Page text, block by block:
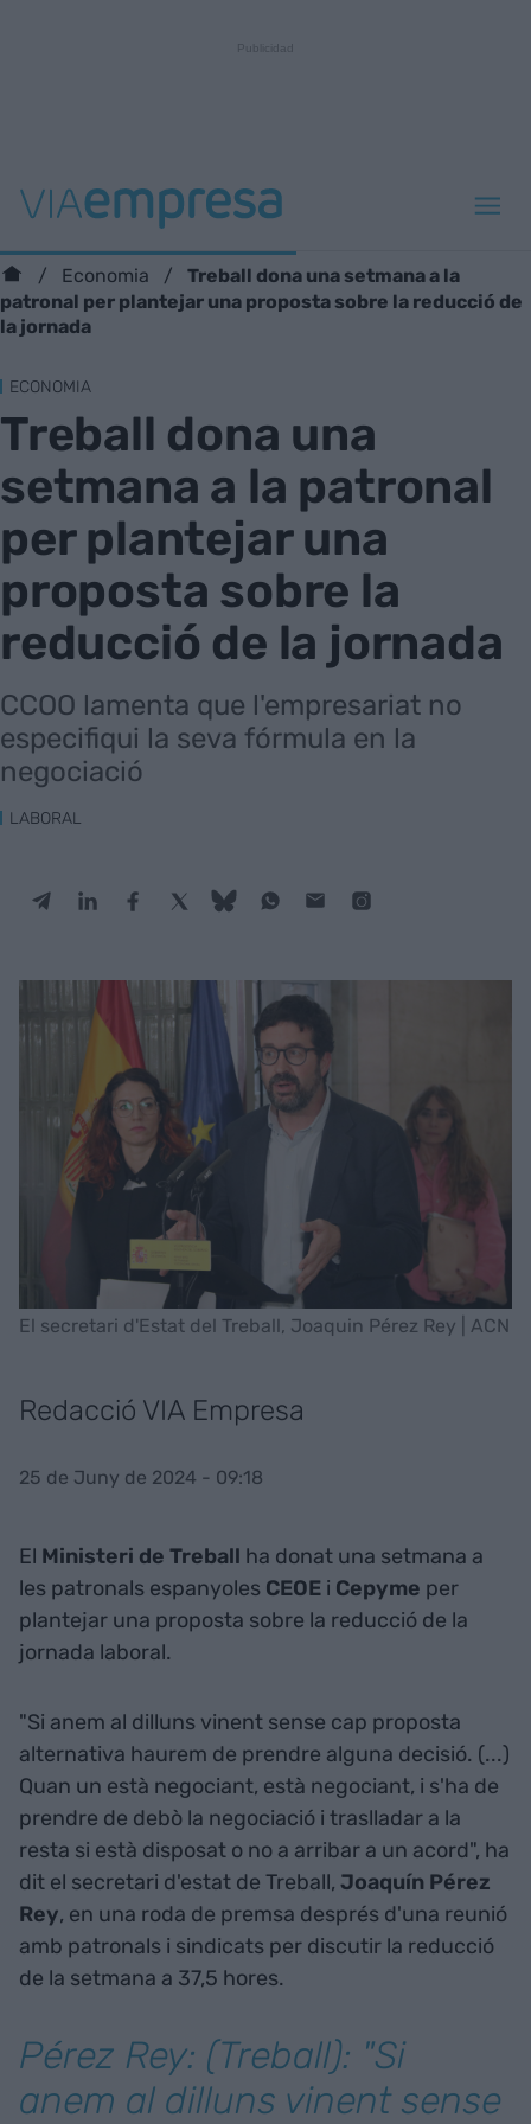
Economia
Treball dona una setmana a la
patronal per plantejar una proposta sobre la reducció de
la jornada
ECONOMIA
Treball dona una
setmana a la patronal
per plantejar una
proposta sobre la
reducció de la jornada
CCOO lamenta que l'empresariat no
especifiqui la seva fórmula en la
negociació
LABORAL
El secretari d'Estat del Treball, Joaquin Pérez Rey | ACN
Redacció VIA Empresa
25 de Juny de 2024 - 09:18
El Ministeri de Treball ha donat una setmana a
les patronals espanyoles CEOE i Cepyme per
plantejar una proposta sobre la reducció de la
jornada laboral.
"Si anem al dilluns vinent sense cap proposta
alternativa haurem de prendre alguna decisió. (...)
Quan un està negociant, està negociant, i s'ha de
prendre de debò la negociació i traslladar a la
resta si està disposat o no a arribar a un acord", ha
dit el secretari d'estat de Treball, Joaquín Pérez
Rey, en una roda de premsa després d'una reunió
amb patronals i sindicats per discutir la reducció
de la setmana a 37,5 hores.
Pérez Rey: (Treball): "Si
anem al dilluns vinent sense